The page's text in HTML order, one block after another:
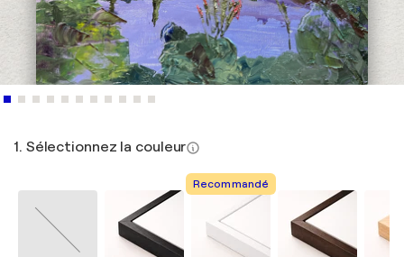
1. Sélectionnez la couleur
Recommandé